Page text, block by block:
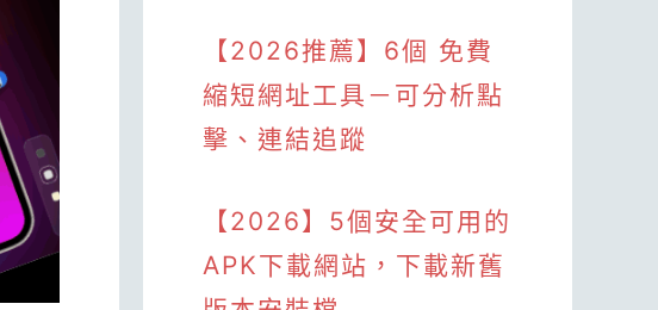
【2026推薦】6個 免費
縮短網址工具－可分析點
擊、連結追蹤
【2026】5個安全可用的
APK下載網站，下載新舊